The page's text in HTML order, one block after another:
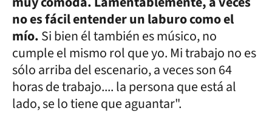
no es fácil entender un laburo como el
mío.Si bien él también es músico, no
cumple el mismo rol que yo. Mi trabajo no es
sólo arriba del escenario, a veces son 64
horas de trabajo.... la persona que está al
lado, se lo tiene que aguantar".